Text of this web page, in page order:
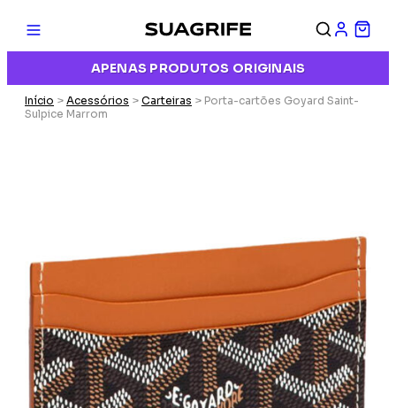
APENAS PRODUTOS ORIGINAIS
Início > Acessórios > Carteiras > Porta-cartões Goyard Saint-
Sulpice Marrom